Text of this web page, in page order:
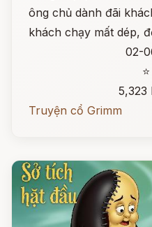
ông chủ dành đãi
khách chạy mất dép,
02-
5,323
Truyện cổ Grimm